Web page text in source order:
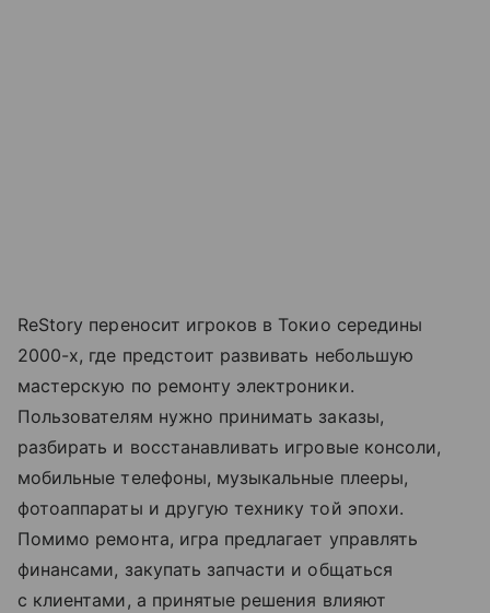
ReStory переносит игроков в Токио середины
2000-х, где предстоит развивать небольшую
мастерскую по ремонту электроники.
Пользователям нужно принимать заказы,
разбирать и восстанавливать игровые консоли,
мобильные телефоны, музыкальные плееры,
фотоаппараты и другую технику той эпохи.
Помимо ремонта, игра предлагает управлять
финансами, закупать запчасти и общаться
с клиентами, а принятые решения влияют